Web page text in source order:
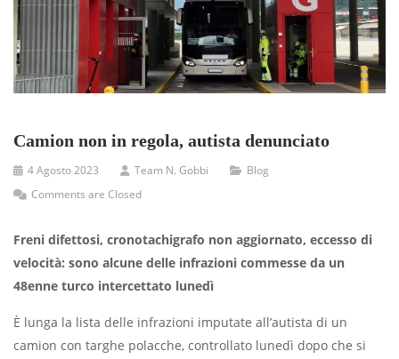
Camion non in regola, autista denunciato
4 Agosto 2023 Team N. Gobbi
Blog
Comments are Closed
Freni difettosi, cronotachigrafo non aggiornato, eccesso di
velocità: sono alcune delle infrazioni commesse da un
48enne turco intercettato lunedì
È lunga la lista delle infrazioni imputate all’autista di un
camion con targhe polacche, controllato lunedì dopo che si